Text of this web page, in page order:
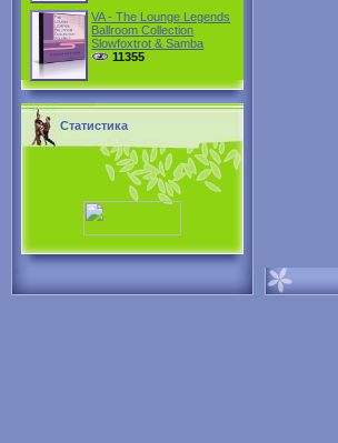
VA - The Lounge Legends
Ballroom Collection
Slowfoxtrot & Samba
11355
Статистика